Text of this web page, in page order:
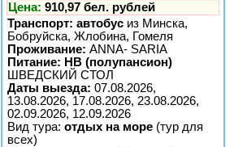
Цена: 910,97 бел. рублей
Транспорт: автобус из Минска,
Бобруйска, Жлобина, Гомеля
Проживание: ANNA- SARIA
Питание: HB (полупансион)
ШВЕДСКИЙ СТОЛ
Даты выезда: 07.08.2026,
13.08.2026, 17.08.2026, 23.08.2026,
02.09.2026, 12.09.2026
Вид тура: отдых на море (тур для
всех)